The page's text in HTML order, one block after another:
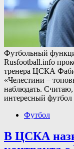
Футбольный
Rusfootball.info
тренера ЦСКА
«Челестини –
наблюдать.
интересный
Футбол
В ЦСКА